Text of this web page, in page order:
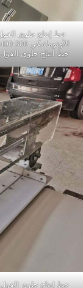
خط إنتاج حلوى
خط إنتاج حلوى الفول